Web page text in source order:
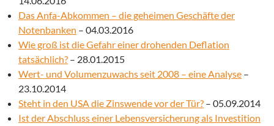
Das Anfa-Abkommen – die geheimen Geschäfte der
Notenbanken – 04.03.2016
Wie groß ist die Gefahr einer drohenden Deflation
tatsächlich? – 28.01.2015
Wert- und Volumenzuwachs seit 2008 – eine Analyse –
23.10.2014
Steht in den USA die Zinswende vor der Tür? – 05.09.2014
Ist der Abschluss einer Lebensversicherung als Investition